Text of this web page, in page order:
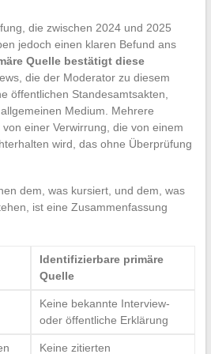
die zwischen 2024 und 2025
jedoch einen klaren Befund ans
Quelle bestätigt diese
die der Moderator zu diesem
öffentlichen Standesamtsakten,
Medium. Mehrere
einer Verwirrung, die von einem
wird, das ohne Überprüfung
dem, was kursiert, und dem, was
ist eine Zusammenfassung
Identifizierbare primäre
Quelle
Keine bekannte Interview-
oder öffentliche Erklärung
Keine zitierten